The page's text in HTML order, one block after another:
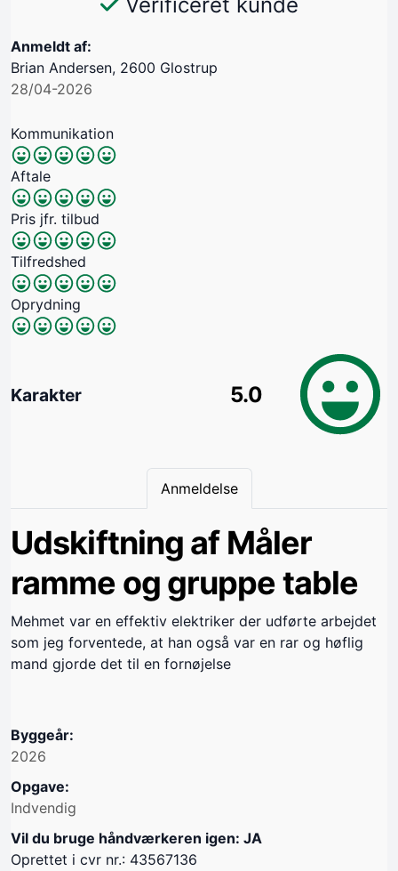
Anmeldt af:
Brian Andersen, 2600 Glostrup
28/04-2026
Kommunikation
Aftale
Pris jfr. tilbud
Tilfredshed
Oprydning
Karakter 5.0
Anmeldelse
Udskiftning af Måler
ramme og gruppe table
Mehmet var en effektiv elektriker der udførte arbejdet
som jeg forventede, at han også var en rar og høflig
mand gjorde det til en fornøjelse
Byggeår:
2026
Opgave:
Indvendig
Vil du bruge håndværkeren igen: JA
Oprettet i cvr nr.: 43567136